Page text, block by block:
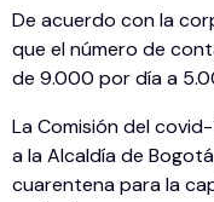
De acuerdo con la
que el número de
de 9.000 por día a
La Comisión del
a la Alcaldía de
cuarentena para la